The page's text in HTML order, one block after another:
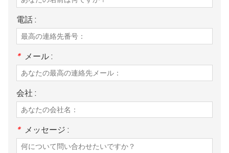
電話 :
* メール :
会社 :
* メッセージ :